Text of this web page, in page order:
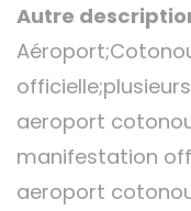
Autre
officielle;plusieurs
aeroport
manifestation
aeroport